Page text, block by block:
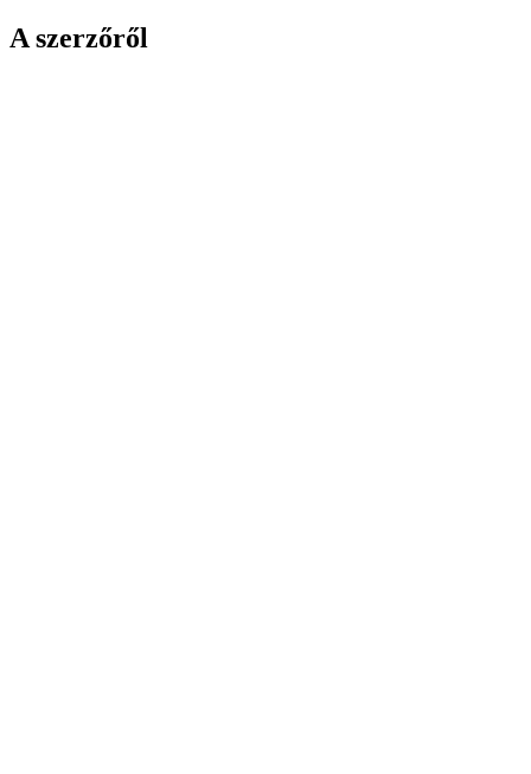
A szerzőről